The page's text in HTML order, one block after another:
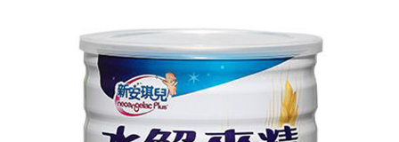
【「AFTEE先享後付」結帳流程】
１．於結帳方式選擇「AFTEE先享後付」後，將跳轉至「AFTEE先享後付」
結帳頁面，進行簡訊認證並確認金額後，即可完成結帳。
２．訂單成立數日內，您將收到繳費通知簡訊。
３．收到繳費通知簡訊後14天內，點擊此簡訊中的連結，可透過四大超商／
ATM／網路銀行／等多元方式進行付款，方視為交易完成。
※ 請注意：結帳手續完成當下不需立刻繳費，但若您需要取消訂單，請聯絡
每筆NT$60，滿NT$590(含以上)免運費
付款後全家取貨
每筆NT$60，滿NT$590(含以上)免運費
7-11取貨付款